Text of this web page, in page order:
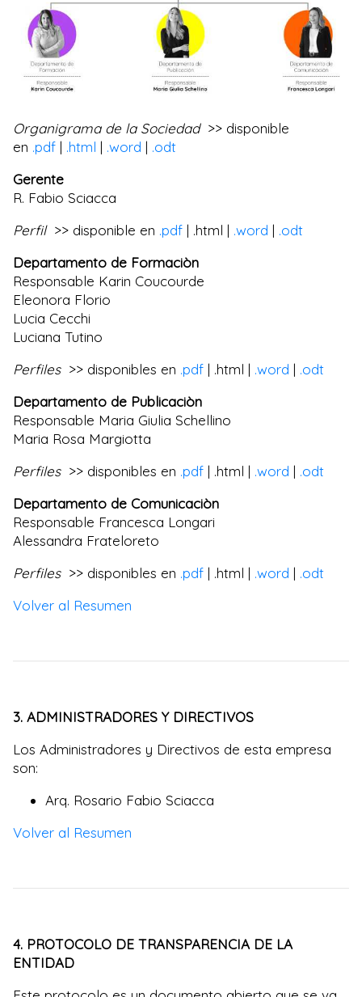
Organigrama de la Sociedad >> disponible
en .pdf | .html | .word | .odt
Gerente
R. Fabio Sciacca
Perfil>> disponible en .pdf | .html | .word | .odt
Departamento de Formaciòn
Responsable Karin Coucourde
Eleonora Florio
Lucia Cecchi
Luciana Tutino
Perfiles>> disponibles en .pdf | .html | .word | .odt
Departamento de Publicaciòn
Responsable Maria Giulia Schellino
Maria Rosa Margiotta
Perfiles>> disponibles en .pdf | .html | .word | .odt
Departamento de Comunicaciòn
Responsable Francesca Longari
Alessandra Frateloreto
Perfiles>> disponibles en .pdf | .html | .word | .odt
Volver al Resumen
3. ADMINISTRADORES Y DIRECTIVOS
Los Administradores y Directivos de esta empresa
son:
Arq. Rosario Fabio Sciacca
Volver al Resumen
4. PROTOCOLO DE TRANSPARENCIA DE LA
ENTIDAD